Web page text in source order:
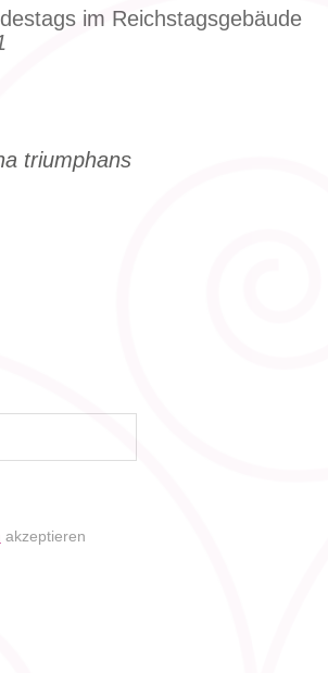
im Reichstagsgebäude
triumphans
akzeptieren